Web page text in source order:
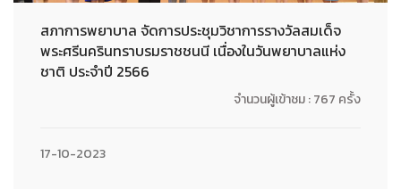
สภาการพยาบาล จัดการประชุมวิชาการรางวัลสมเด็จ
พระศรีนครินทราบรมราชชนนี เนื่องในวันพยาบาลแห่ง
ชาติ ประจำปี 2566
จำนวนผู้เข้าชม : 767 ครั้ง
17-10-2023